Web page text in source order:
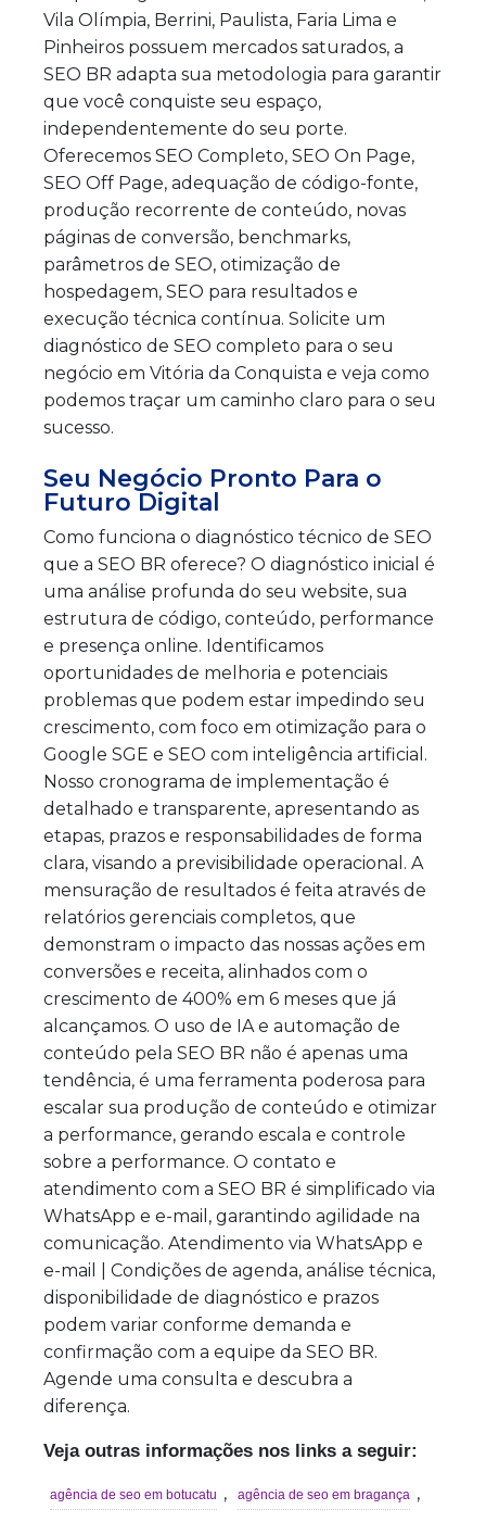
Vila Olímpia, Berrini, Paulista, Faria Lima e
Pinheiros possuem mercados saturados, a
SEO BR adapta sua metodologia para garantir
que você conquiste seu espaço,
independentemente do seu porte.
Oferecemos SEO Completo, SEO On Page,
SEO Off Page, adequação de código-fonte,
produção recorrente de conteúdo, novas
páginas de conversão, benchmarks,
parâmetros de SEO, otimização de
hospedagem, SEO para resultados e
execução técnica contínua. Solicite um
diagnóstico de SEO completo para o seu
negócio em Vitória da Conquista e veja como
podemos traçar um caminho claro para o seu
sucesso.
Seu Negócio Pronto Para o
Futuro Digital
Como funciona o diagnóstico técnico de SEO
que a SEO BR oferece? O diagnóstico inicial é
uma análise profunda do seu website, sua
estrutura de código, conteúdo, performance
e presença online. Identificamos
oportunidades de melhoria e potenciais
problemas que podem estar impedindo seu
crescimento, com foco em otimização para o
Google SGE e SEO com inteligência artificial.
Nosso cronograma de implementação é
detalhado e transparente, apresentando as
etapas, prazos e responsabilidades de forma
clara, visando a previsibilidade operacional. A
mensuração de resultados é feita através de
relatórios gerenciais completos, que
demonstram o impacto das nossas ações em
conversões e receita, alinhados com o
crescimento de 400% em 6 meses que já
alcançamos. O uso de IA e automação de
conteúdo pela SEO BR não é apenas uma
tendência, é uma ferramenta poderosa para
escalar sua produção de conteúdo e otimizar
a performance, gerando escala e controle
sobre a performance. O contato e
atendimento com a SEO BR é simplificado via
WhatsApp e e-mail, garantindo agilidade na
comunicação. Atendimento via WhatsApp e
e-mail | Condições de agenda, análise técnica,
disponibilidade de diagnóstico e prazos
podem variar conforme demanda e
confirmação com a equipe da SEO BR.
Agende uma consulta e descubra a
diferença.
Veja outras informações nos links a seguir:
agência de seo em botucatu , agência de seo em bragança ,